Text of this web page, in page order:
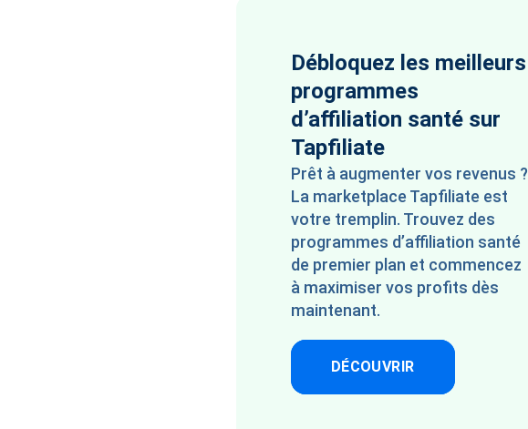
Débloquez les meilleurs
programmes
d’affiliation santé sur
Tapfiliate
Prêt à augmenter vos revenus ?
La marketplace Tapfiliate est
votre tremplin. Trouvez des
programmes d’affiliation santé
de premier plan et commencez
à maximiser vos profits dès
maintenant.
DÉCOUVRIR